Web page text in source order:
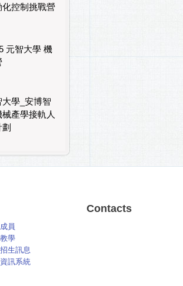
化控制挑戰營
元智大學 機
大學_安博智
械產學接軌人
成員
教學
招生訊息
資訊系統
Contacts